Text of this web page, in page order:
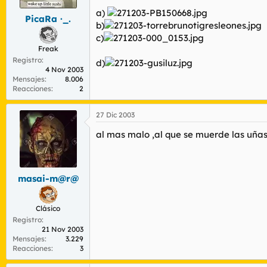
PicaRa ·_.
Freak
Registro
4 Nov 2003
Mensajes
8.006
Reacciones
2
a)
b)
c)
d)
masai-m@r@
Clásico
Registro
21 Nov 2003
Mensajes
3.229
Reacciones
3
27 Dic 2003
al mas malo ,al que se muerde las uñas